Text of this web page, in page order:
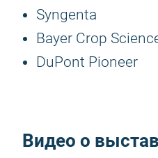
Syngenta
Bayer Crop
DuPont Pioneer
Видео о